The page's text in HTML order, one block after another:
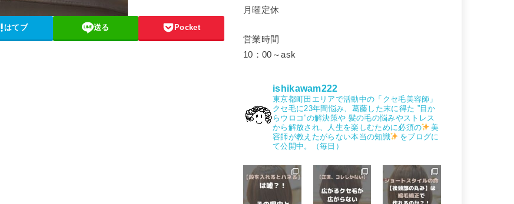
はてブ 送る Pocket
月曜定休
営業時間
10：00～ask
ishikawam222
東京都町田エリアで活動中の「クセ毛美容師」
クセ毛に23年間悩み、葛藤した末に得た ”目か
らウロコ”の解決策や 髪の毛の悩みやストレス
から解放され、人生を楽しむために必須の
美
容師が教えたがらない本当の知識
をブログに
て公開中。（毎日）